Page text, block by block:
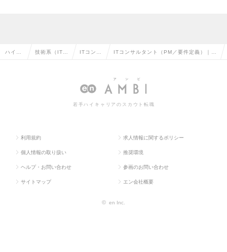
ハイク 技術系（IT・ ITコンサ
の転職
ITコンサルタント（PM／要件定義）｜年
可能・リモート可の求人情報
若手ハイキャリアのスカウト転職
利用規約 求人情報に関するポリシー
個人情報の取り扱い 推奨環境
ヘルプ・お問い合わせ 参画のお問い合わせ
サイトマップ エン会社概要
© en Inc.